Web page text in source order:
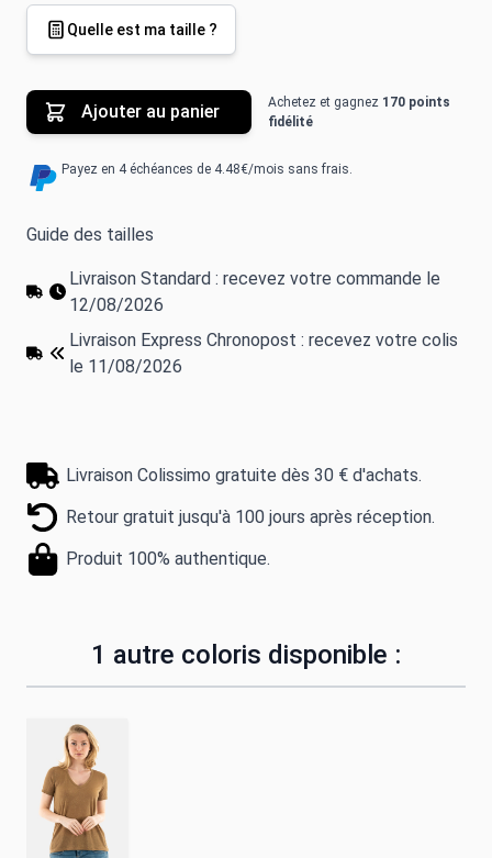
Quelle est ma taille ?
Ajouter au panier Achetez et gagnez 170 points
fidélité
Payez en 4 échéances de 4.48€/mois sans frais.
Guide des tailles
Livraison Standard : recevez votre commande le
12/08/2026
Livraison Express Chronopost : recevez votre colis
le 11/08/2026
Livraison Colissimo gratuite dès 30 € d'achats.
Retour gratuit jusqu'à 100 jours après réception.
Produit 100% authentique.
1 autre coloris disponible :